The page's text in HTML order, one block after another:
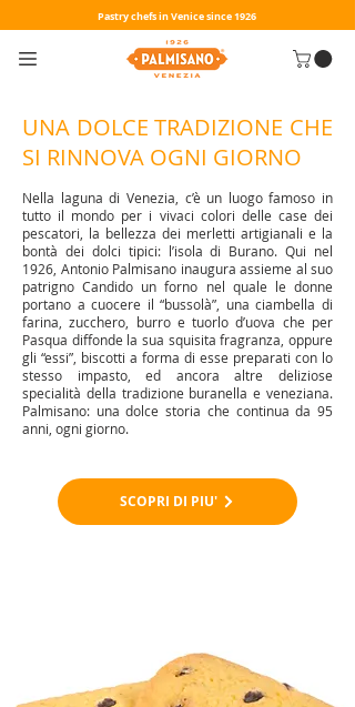
Pastry chefs in Venice since 1926
UNA DOLCE TRADIZIONE CHE
SI RINNOVA OGNI GIORNO
Nella laguna di Venezia, c’è un luogo famoso in
tutto il mondo per i vivaci colori delle case dei
pescatori, la bellezza dei merletti artigianali e la
bontà dei dolci tipici: l’isola di Burano. Qui nel
1926, Antonio Palmisano inaugura assieme al suo
patrigno Candido un forno nel quale le donne
portano a cuocere il “bussolà”, una ciambella di
farina, zucchero, burro e tuorlo d’uova che per
Pasqua diffonde la sua squisita fragranza, oppure
gli “essi”, biscotti a forma di esse preparati con lo
stesso impasto, ed ancora altre deliziose
specialità della tradizione buranella e veneziana.
Palmisano: una dolce storia che continua da 95
anni, ogni giorno.
SCOPRI DI PIU'